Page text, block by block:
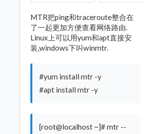
MTR把ping和traceroute整合在
了一起更加方便查看网络路由.
Linux上可以用yum和apt直接安
装,windows下叫winmtr.
#yum install mtr -y
#apt install mtr -y
[root@localhost ~]# mtr --